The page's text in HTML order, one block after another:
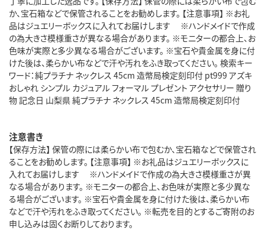
か、宝石箱などで保管されることをお勧めします。 【注意事項】 ※お礼
品はジュエリーボックスに入れてお届けします ※ハンドメイドで作成
の為大きさ模様重さが異なる場合があります。 ※モニターの都合上、お
色味が実際と多少異なる場合がございます。 ※宝石や貴金属を身に付
けた後は、柔らかい布などで汗や汚れをふき取ってください。 検索キー
ワード：純プラチナ ネックレス 45cm 造幣局検定刻印付 pt999 アズキ
おしゃれ シンプル カジュアル フォーマル プレゼント アクセサリー 贈り
物 記念日 山梨県 純プラチナ ネックレス 45cm 造幣局検定刻印付
注意書き
【保存方法】 保管の際には柔らかい布で包むか、宝石箱などで保管され
ることをお勧めします。 【注意事項】 ※お礼品はジュエリーボックスに
入れてお届けします ※ハンドメイドで作成の為大きさ模様重さが異
なる場合があります。 ※モニターの都合上、お色味が実際と多少異な
る場合がございます。 ※宝石や貴金属を身に付けた後は、柔らかい布
などで汗や汚れをふき取ってください。 ※転売を目的とするご寄附のお
申し込みは固くお断りしております。